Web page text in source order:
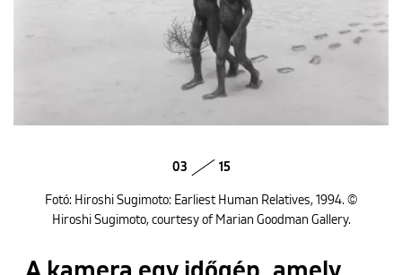
03 15
Fotó: Hiroshi Sugimoto: Earliest Human Relatives, 1994. ©
Hiroshi Sugimoto, courtesy of Marian Goodman Gallery.